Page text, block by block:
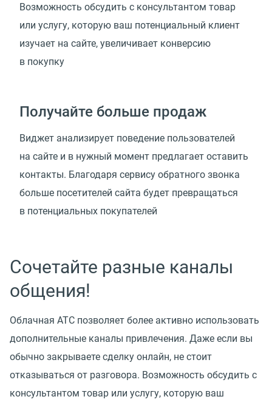
Возможность обсудить с консультантом товар
или услугу, которую ваш потенциальный клиент
изучает на сайте, увеличивает конверсию
в покупку
Получайте больше продаж
Виджет анализирует поведение пользователей
на сайте и в нужный момент предлагает оставить
контакты. Благодаря сервису обратного звонка
больше посетителей сайта будет превращаться
в потенциальных покупателей
Сочетайте разные каналы
общения!
Облачная АТС позволяет более активно использовать
дополнительные каналы привлечения. Даже если вы
обычно закрываете сделку онлайн, не стоит
отказываться от разговора. Возможность обсудить с
консультантом товар или услугу, которую ваш